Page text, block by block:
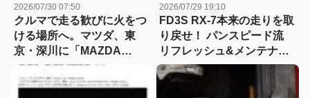
2026/07/30 07:50
クルマで走る歓びに火をつ
ける場所へ。マツダ、東
京・深川に「MAZDA
HERITAGE SPACE
FUKAGAWA」を開設
2026/07/29 19:10
FD3S RX-7本来の走りを取
り戻せ！ パンスピード流
リフレッシュ&メンテナン
スの重要ポイントとは？
Part3 冷却系・駆動系・